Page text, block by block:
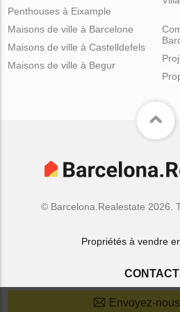
Penthouses à Eixample
Maisons de ville à Barcelone
Maisons de ville à Castelldefels
Maisons de ville à Begur
© Barcelona.Realestate 2026.
Propriétés à vendre
Envoyez-